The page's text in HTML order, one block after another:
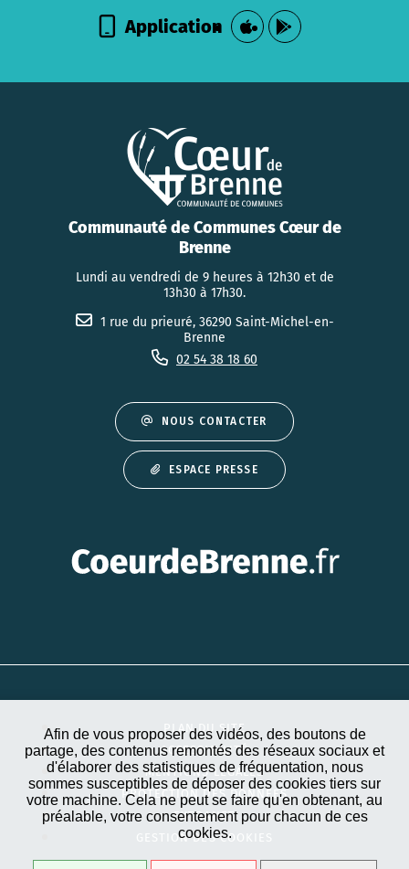
Afin de vous proposer des vidéos, des boutons de
partage, des contenus remontés des réseaux sociaux et
d'élaborer des statistiques de fréquentation, nous
sommes susceptibles de déposer des cookies tiers sur
votre machine. Cela ne peut se faire qu'en obtenant, au
préalable, votre consentement pour chacun de ces
cookies.
Application
Communauté de Communes Cœur de
Brenne
Lundi au vendredi de 9 heures à 12h30 et de
13h30 à 17h30.
1 rue du prieuré, 36290 Saint-Michel-en-
Brenne
02 54 38 18 60
NOUS CONTACTER
ESPACE PRESSE
PLAN DU SITE
ACCESSIBILITÉ
MENTIONS LÉGALES
PROTECTION DES DONNÉES
EXTRANET
GESTION DES COOKIES